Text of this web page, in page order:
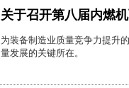
关于召开第八届内燃
为装备制造业质量竞争力提升
量发展的关键所在。